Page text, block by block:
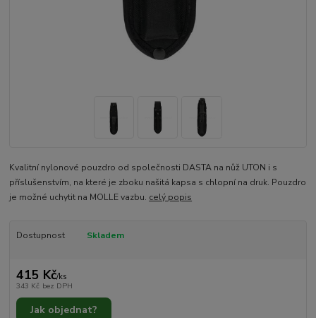
Kvalitní nylonové pouzdro od společnosti DASTA na nůž UTON i s
příslušenstvím, na které je zboku našitá kapsa s chlopní na druk. Pouzdro
je možné uchytit na MOLLE vazbu. celý popis
Dostupnost Skladem
415 Kč/ks
343 Kč bez DPH
Jak objednat?